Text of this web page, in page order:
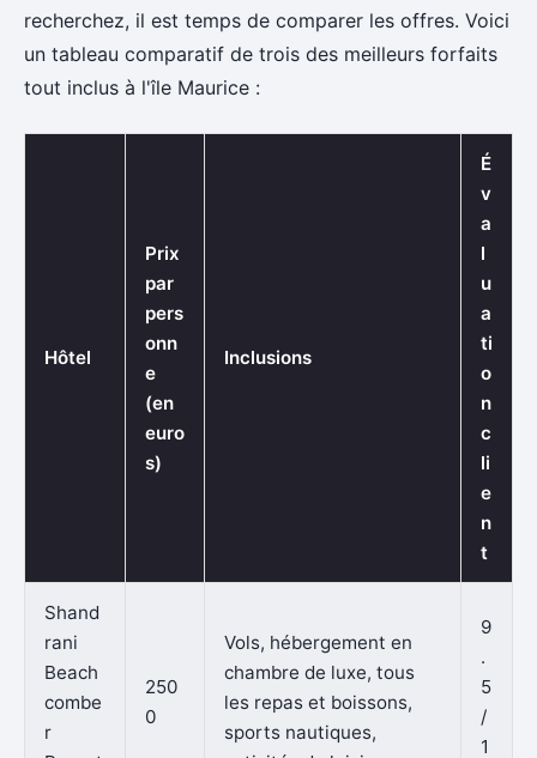
recherchez, il est temps de comparer les offres. Voici
un tableau comparatif de trois des meilleurs forfaits
tout inclus à l'île Maurice :
Hôtel
Prix
par
pers
onn
e
(en
euro
s)
Inclusions
É
v
a
l
u
a
ti
o
n
c
li
e
n
t
Shand
rani
Beach
combe
r
250
0
Vols, hébergement en
chambre de luxe, tous
les repas et boissons,
sports nautiques,
9
.
5
/
1